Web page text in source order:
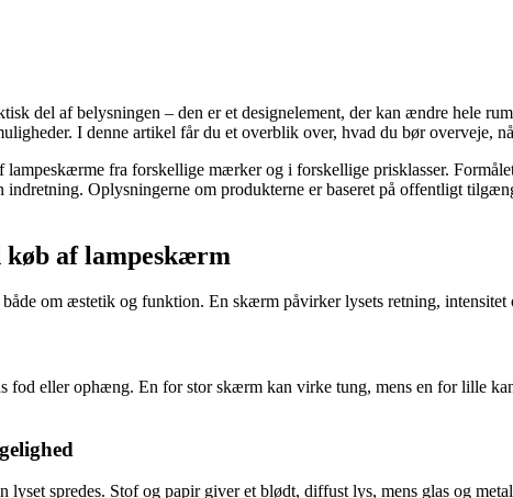
del af belysningen – den er et designelement, der kan ændre hele
I denne artikel får du et overblik over, hvad du bør
fra forskellige mærker og i forskellige prisklasser.
Oplysningerne om produkterne er baseret på offentligt
af lampeskærm
om æstetik og funktion. En skærm påvirker lysets retning, intensitet
fod eller ophæng. En for stor skærm kan virke tung, mens en for lille
lyset spredes. Stof og papir giver et blødt, diffust lys, mens glas og